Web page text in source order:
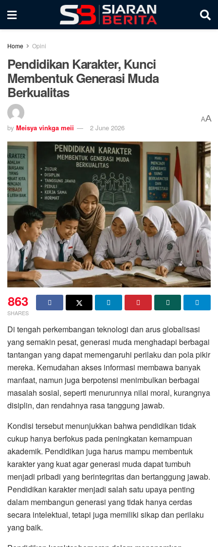
Home Opini
Pendidikan Karakter, Kunci
Membentuk Generasi Muda
Berkualitas
by Meisya vinkga meii 2 June 2026
AA
863
SHARES
Di tengah perkembangan teknologi dan arus globalisasi
yang semakin pesat, generasi muda menghadapi berbagai
tantangan yang dapat memengaruhi perilaku dan pola pikir
mereka. Kemudahan akses informasi membawa banyak
manfaat, namun juga berpotensi menimbulkan berbagai
masalah sosial, seperti menurunnya nilai moral, kurangnya
disiplin, dan rendahnya rasa tanggung jawab.
Kondisi tersebut menunjukkan bahwa pendidikan tidak
cukup hanya berfokus pada peningkatan kemampuan
akademik. Pendidikan juga harus mampu membentuk
karakter yang kuat agar generasi muda dapat tumbuh
menjadi pribadi yang berintegritas dan bertanggung jawab.
Pendidikan karakter menjadi salah satu upaya penting
dalam membangun generasi yang tidak hanya cerdas
secara intelektual, tetapi juga memiliki sikap dan perilaku
yang baik.